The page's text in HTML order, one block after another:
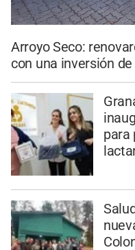
Arroyo Seco:
con una inversión
para